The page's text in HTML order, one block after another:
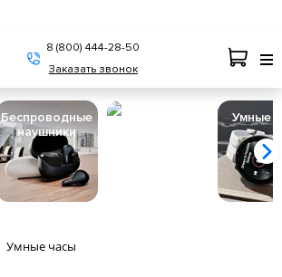
8 (800) 444-28-50
Заказать звонок
Беспроводные
наушники
Умные
Умные часы